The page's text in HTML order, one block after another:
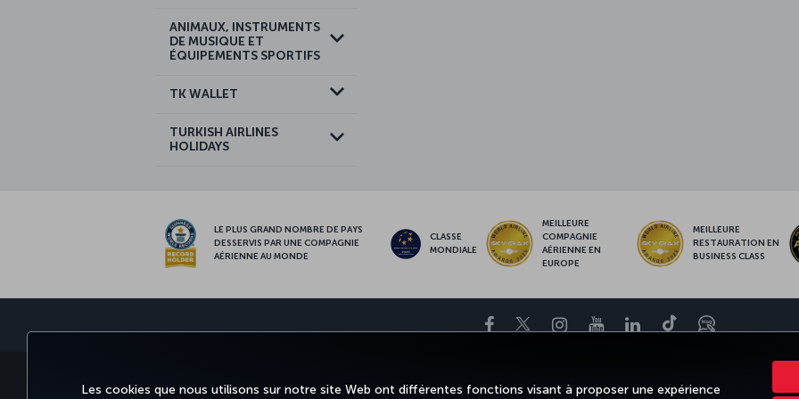
Les cookies que nous utilisons sur notre site Web ont différentes fonctions visant à proposer une expérience
ANIMAUX, INSTRUMENTS
DE MUSIQUE ET
ÉQUIPEMENTS SPORTIFS
TK WALLET
TURKISH AIRLINES
HOLIDAYS
LE PLUS GRAND NOMBRE DE PAYS
DESSERVIS PAR UNE COMPAGNIE
AÉRIENNE AU MONDE
CLASSE
MONDIALE
MEILLEURE
COMPAGNIE
AÉRIENNE EN
EUROPE
MEILLEURE
RESTAURATION EN
BUSINESS CLASS
Facebook
TwitterInstagram
YouTubeLinkedIn
TiktokBlog
RÉSERVER ET GÉRER EXPÉRIENCE OFFRES ET DESTINATIONS AIDE TURKISH AIRLINES HOLIDAYS